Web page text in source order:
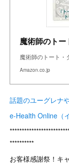
魔術師のト
魔術師のトート・
Amazon.co.jp
話題のユーグレナ
e-Health Online（
**********
お客様感謝祭！キ